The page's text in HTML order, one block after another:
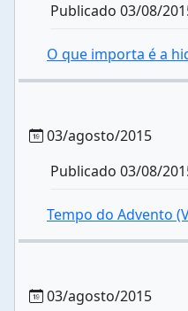
Publicado 03/08/
O que importa é a
03/agosto/2015
Publicado 03/08/
Tempo do Advento
03/agosto/2015